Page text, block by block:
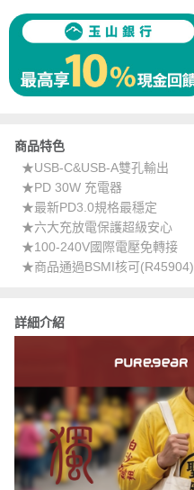
商品特色
★USB-C&USB-A雙孔輸出
★PD 30W 充電器
★最新PD3.0規格最穩定
★六大充放電保護超級安心
★100-240V國際電壓免轉接
★商品通過BSMI核可(R45904)
詳細介紹